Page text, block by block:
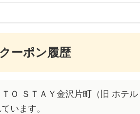
ーポン履歴
ＴＯ ＳＴＡＹ金沢片町（旧 ホテ
います。